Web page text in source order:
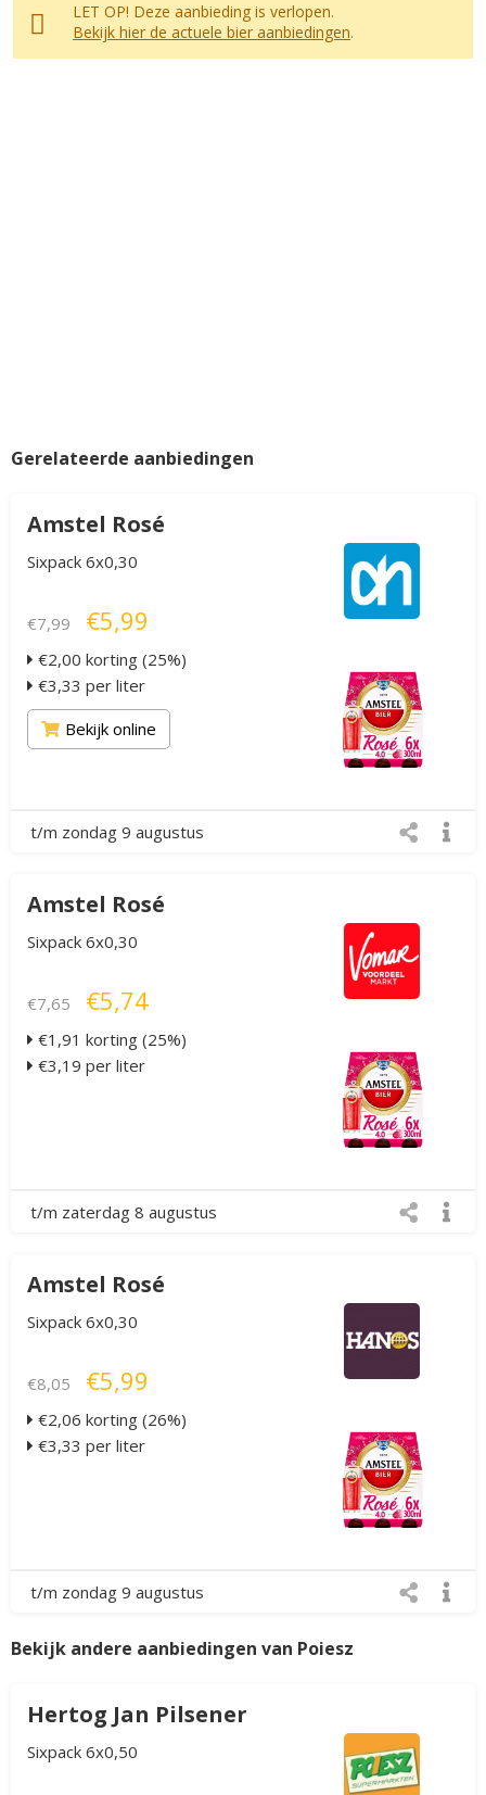
LET OP! Deze aanbieding is verlopen.
Bekijk hier de actuele bier aanbiedingen.
Gerelateerde aanbiedingen
Amstel Rosé
Sixpack 6x0,30
€7,99 €5,99
€2,00 korting (25%)
€3,33 per liter
Bekijk online
t/m zondag 9 augustus
Amstel Rosé
Sixpack 6x0,30
€7,65 €5,74
€1,91 korting (25%)
€3,19 per liter
t/m zaterdag 8 augustus
Amstel Rosé
Sixpack 6x0,30
€8,05 €5,99
€2,06 korting (26%)
€3,33 per liter
t/m zondag 9 augustus
Bekijk andere aanbiedingen van Poiesz
Hertog Jan Pilsener
Sixpack 6x0,50